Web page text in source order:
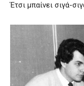
Έτσι μπαίνει σιγά-